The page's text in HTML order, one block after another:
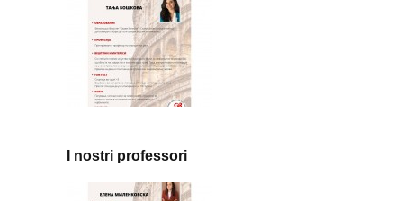
I nostri professori